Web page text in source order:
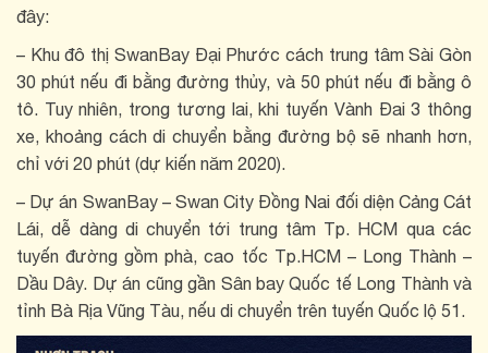
đây:
– Khu đô thị SwanBay Đại Phước cách trung tâm Sài Gòn
30 phút nếu đi bằng đường thủy, và 50 phút nếu đi bằng ô
tô. Tuy nhiên, trong tương lai, khi tuyến Vành Đai 3 thông
xe, khoảng cách di chuyển bằng đường bộ sẽ nhanh hơn,
chỉ với 20 phút (dự kiến năm 2020).
– Dự án SwanBay – Swan City Đồng Nai đối diện Cảng Cát
Lái, dễ dàng di chuyển tới trung tâm Tp. HCM qua các
tuyến đường gồm phà, cao tốc Tp.HCM – Long Thành –
Dầu Dây. Dự án cũng gần Sân bay Quốc tế Long Thành và
tỉnh Bà Rịa Vũng Tàu, nếu di chuyển trên tuyến Quốc lộ 51.